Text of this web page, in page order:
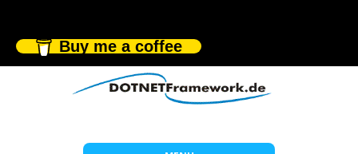
Buy me a coffee